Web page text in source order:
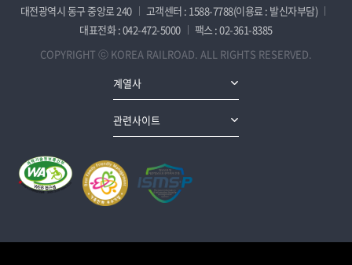
대전광역시 동구 중앙로 240
고객센터 : 1588-7788(이용료 : 발신자부담)
대표전화 : 042-472-5000
팩스 : 02-361-8385
COPYRIGHT ⓒ KOREA RAILROAD. ALL RIGHTS RESERVED.
계열사
관련사이트